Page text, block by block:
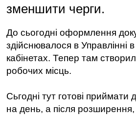
зменшити черги.
До сьогодні оформлення
здійснювалося в Управлінні
кабінетах. Тепер там
робочих місць.
Сьгодні тут готові
на день, а після розширення,